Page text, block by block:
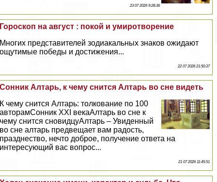
23 07 2026 9:28:36
Гороскоп на август : покой и умиротворение
Многих представителей зодиакальных знаков ожидают
ощутимые победы и достижения...
22 07 2026 21:50:37
Сонник Алтарь, к чему снится Алтарь во сне видеть
К чему снится Алтарь: толкование по 100
авторамСонник XXI векаАлтарь во сне к
чему снится сновидцуАлтарь – Увиденный
во сне алтарь предвещает вам радость,
празднество, нечто доброе, получение ответа на
интересующий вас вопрос...
21 07 2026 11:45:51